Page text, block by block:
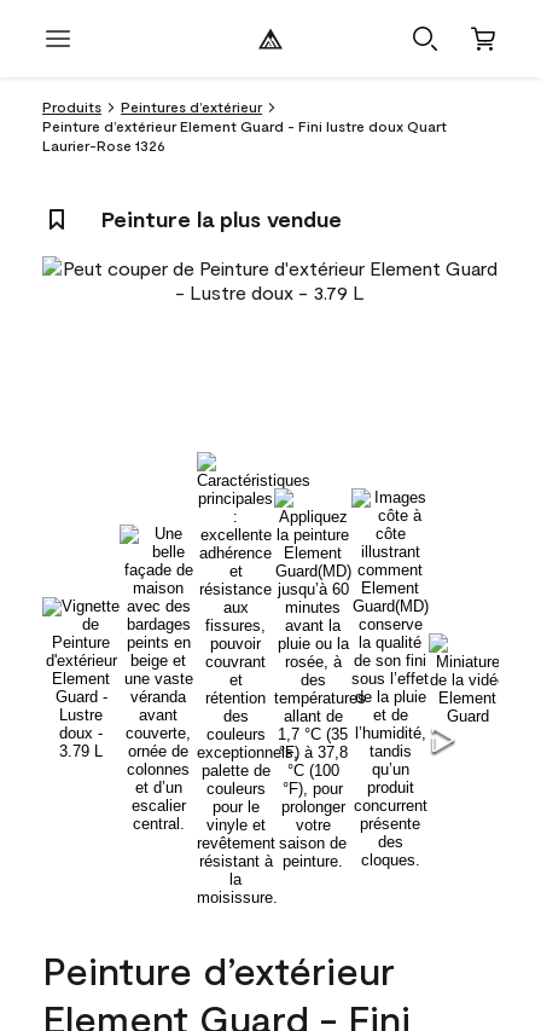
Produits
Peintures d’extérieur
Peinture d’extérieur Element Guard - Fini lustre doux Quart
Laurier-Rose 1326
Peinture la plus vendue
Peinture d’extérieur
Element Guard - Fini